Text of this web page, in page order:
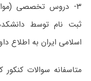
۳- دروس تخصصی
ثبت نام توسط
اسلامی ایران به اطلاع